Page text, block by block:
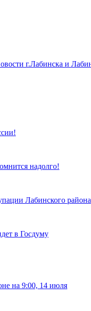
надолго!
Лабинского района
в Госдуму
на 9:00, 14 июля